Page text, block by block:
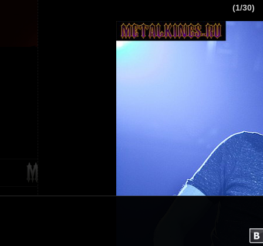
ГЛАВНАЯ
(1/30)